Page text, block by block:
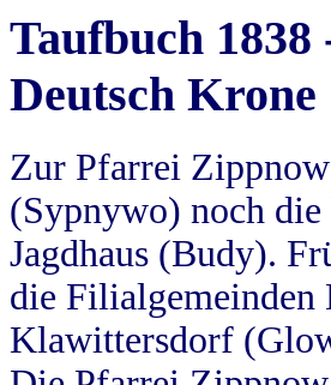
Taufbuch
Deutsch Krone
Zur Pfarrei
(Sypnywo) noch
Jagdhaus (Budy).
die Filialgemeinden
Klawittersdorf